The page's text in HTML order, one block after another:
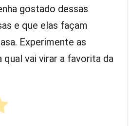
gostado dessas
e que elas façam
Experimente as
vai virar a favorita da